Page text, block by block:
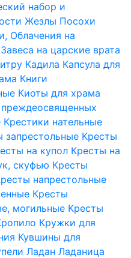
набор и
Жезлы Посохи
Облачения на
Завеса на царские врата
Кадила Капсула для
Книги
Киоты для храма
преждеосвященных
Крестики нательные
запрестольные Кресты
на купол Кресты на
скуфью Кресты
напрестольные
Кресты
могильные Кресты
Кружки для
Кувшины для
Ладан Ладаница